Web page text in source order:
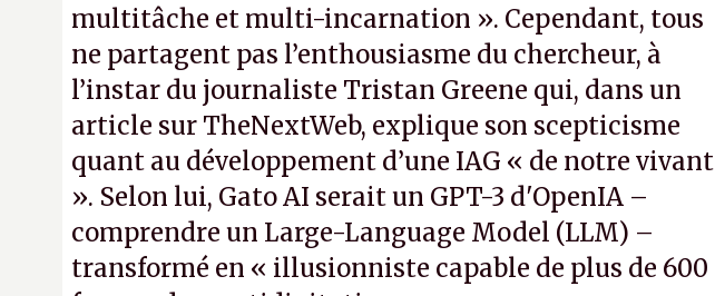
multitâche et multi-incarnation ». Cependant, tous
ne partagent pas l’enthousiasme du chercheur, à
l’instar du journaliste Tristan Greene qui, dans un
article sur TheNextWeb, explique son scepticisme
quant au développement d’une IAG « de notre vivant
». Selon lui, Gato AI serait un GPT-3 d'OpenIA –
comprendre un Large-Language Model (LLM) –
transformé en « illusionniste capable de plus de 600